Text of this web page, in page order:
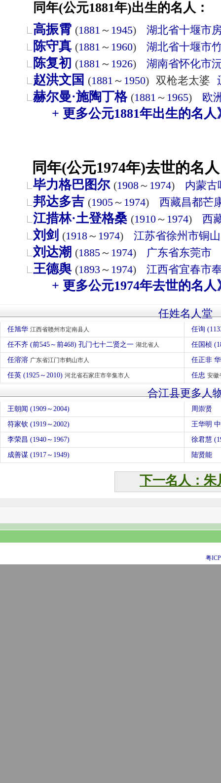
同年(公元1881年)出生的名人：
高振霄 (1881 ～ 1945) 湖北省十堰市
陈守真 (1881 ～ 1960) 湖北省十堰市
陈复初 (1881 ～ 1926) 湖南省怀化市
赵洪文国 (1881 ～ 1950) 双枪老太婆
赫尔曼·施陶丁格 (1881 ～ 1965) 欧
+ 更多公元1881年出生的名人
同年(公元1974年)去世的名
毕力格巴图尔 (1908～ 1974) 内蒙古
邦达多吉 (1905～ 1974) 西藏昌都芒
江措林·土登格桑 (1910～ 1974) 西
刘剑 (1918～ 1974) 江苏省徐州市铜
刘达潮 (1885～ 1974) 广东省东莞市
王德舆 (1893 ～ 1974) 江西省宜春市
+ 更多公元1974年去世的名人
任姓名人堂
任旭华 江西省赣州市定南县人 任询
任不齐 (前545～前468) 孔门七十二贤之一 湖北省人 任国桢
任溶溶 广东省江门市鹤山市人 任正非
任英 (1925～2010) 河北省石家庄市辛集市人 任忠 安徽
合江县更多人
王朝闻 (1909～2004) 周崇贤
符家钦 (1919～2002) 王华明
李荣昌 (1940～1967) 徐君慧
成善谋 (1917～1949) 陆贤能
下一名人：朱
粤